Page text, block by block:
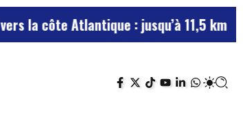
Atlantique : jusqu’à 11,5 km de